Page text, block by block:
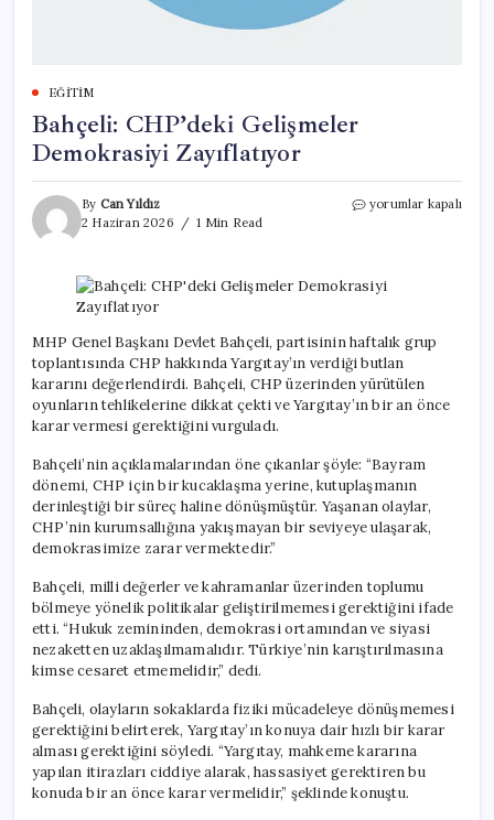
EĞITIM
Bahçeli: CHP’deki Gelişmeler
Demokrasiyi Zayıflatıyor
By Can Yıldız
2 Haziran 2026
1 Min Read
Bahçeli:
Zayıflatıyor
için
yorumlar kapalı
MHP Genel Başkanı Devlet Bahçeli, partisinin haftalık grup
toplantısında CHP hakkında Yargıtay’ın verdiği butlan
kararını değerlendirdi. Bahçeli, CHP üzerinden yürütülen
oyunların tehlikelerine dikkat çekti ve Yargıtay’ın bir an önce
karar vermesi gerektiğini vurguladı.
Bahçeli’nin açıklamalarından öne çıkanlar şöyle: “Bayram
dönemi, CHP için bir kucaklaşma yerine, kutuplaşmanın
derinleştiği bir süreç haline dönüşmüştür. Yaşanan olaylar,
CHP’nin kurumsallığına yakışmayan bir seviyeye ulaşarak,
demokrasimize zarar vermektedir.”
Bahçeli, milli değerler ve kahramanlar üzerinden toplumu
bölmeye yönelik politikalar geliştirilmemesi gerektiğini ifade
etti. “Hukuk zemininden, demokrasi ortamından ve siyasi
nezaketten uzaklaşılmamalıdır. Türkiye’nin karıştırılmasına
kimse cesaret etmemelidir,” dedi.
Bahçeli, olayların sokaklarda fiziki mücadeleye dönüşmemesi
gerektiğini belirterek, Yargıtay’ın konuya dair hızlı bir karar
alması gerektiğini söyledi. “Yargıtay, mahkeme kararına
yapılan itirazları ciddiye alarak, hassasiyet gerektiren bu
konuda bir an önce karar vermelidir,” şeklinde konuştu.